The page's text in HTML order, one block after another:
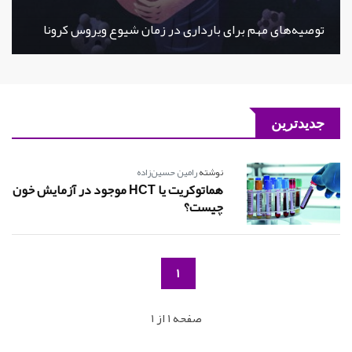
توصیه‌های مهم برای بارداری در زمان شیوع ویروس کرونا
جدیدترین
نوشتهرامین حسین‌زاده
هماتوکریت یا HCT موجود در آزمایش خون
چیست؟
1
صفحه 1 از 1